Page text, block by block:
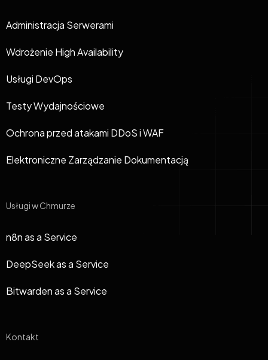
Administracja Serwerami
Wdrożenie High Availability
Usługi DevOps
Testy Wydajnościowe
Ochrona przed atakami DDoS i WAF
Elektroniczne Zarządzanie Dokumentacją
Usługi w Chmurze
n8n as a Service
DeepSeek as a Service
Bitwarden as a Service
Kontakt